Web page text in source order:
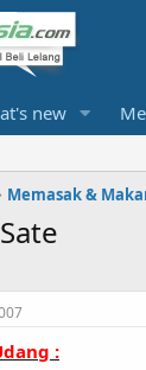
new
Memasak &
: